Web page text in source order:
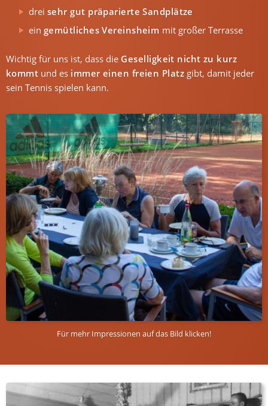
drei sehr gut präparierte Sandplätze
ein gemütliches Vereinsheim mit großer Terrasse
Wichtig für uns ist, dass die Geselligkeit nicht zu kurz
kommt und es immer einen freien Platz gibt, damit jeder
sein Tennis spielen kann.
Für mehr Impressionen auf das Bild klicken!